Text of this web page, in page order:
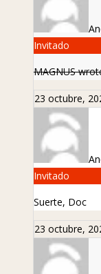
Invitado
MAGNUS
23 octubre,
Invitado
Suerte, Doc
23 octubre,